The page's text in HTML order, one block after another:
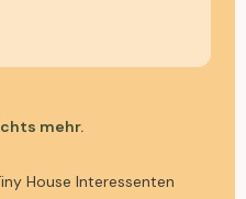
mehr.
House Interessenten